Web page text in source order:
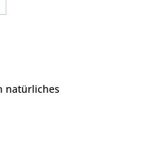
natürliches